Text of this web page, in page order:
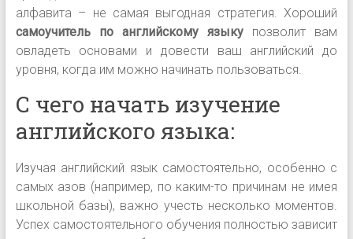
алфавита – не самая выгодная стратегия. Хороший
самоучитель по английскому языку позволит вам
овладеть основами и довести ваш английский до
уровня, когда им можно начинать пользоваться.
С чего начать изучение
английского языка:
Изучая английский язык самостоятельно, особенно с
самых азов (например, по каким-то причинам не имея
школьной базы), важно учесть несколько моментов.
Успех самостоятельного обучения полностью зависит